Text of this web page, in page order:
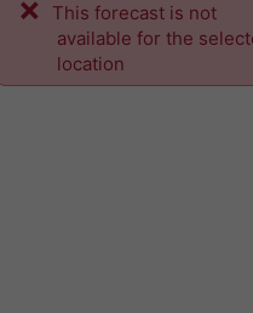
This forecast is not
available for the
location